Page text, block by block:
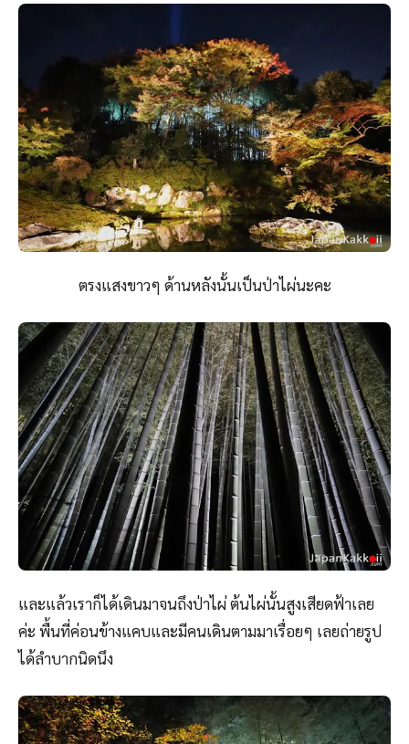
ตรงแสงขาวๆ ด้านหลังนั้นเป็นป่าไผ่นะคะ
และแล้วเราก็ได้เดินมาจนถึงป่าไผ่ ต้นไผ่นั้นสูงเสียดฟ้าเลย
ค่ะ พื้นที่ค่อนข้างแคบและมีคนเดินตามมาเรื่อยๆ เลยถ่ายรูป
ได้ลำบากนิดนึง